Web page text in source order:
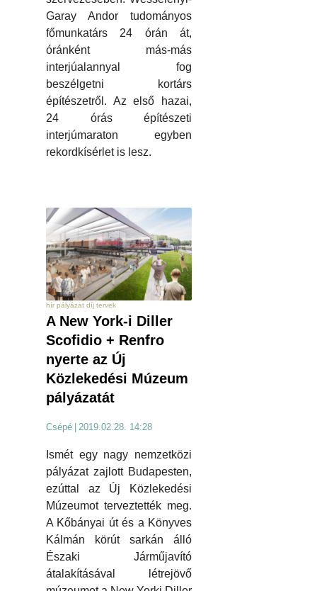
Garay Andor tudományos
főmunkatárs 24 órán át,
óránként más-más
interjúalannyal fog
beszélgetni kortárs
építészetről. Az első hazai,
24 órás építészeti
interjúmaraton egyben
rekordkísérlet is lesz.
hír pályázat díj tervek
A New York-i Diller
Scofidio + Renfro
nyerte az Új
Közlekedési Múzeum
pályázatát
Csépé 2019.02.28. 14:28
Ismét egy nagy nemzetközi
pályázat zajlott Budapesten,
ezúttal az Új Közlekedési
Múzeumot terveztették meg.
A Kőbányai út és a Könyves
Kálmán körút sarkán álló
Északi Járműjavító
átalakításával létrejövő